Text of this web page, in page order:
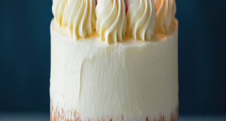
테마 퀴즈 📋출제 목록
생일 문제